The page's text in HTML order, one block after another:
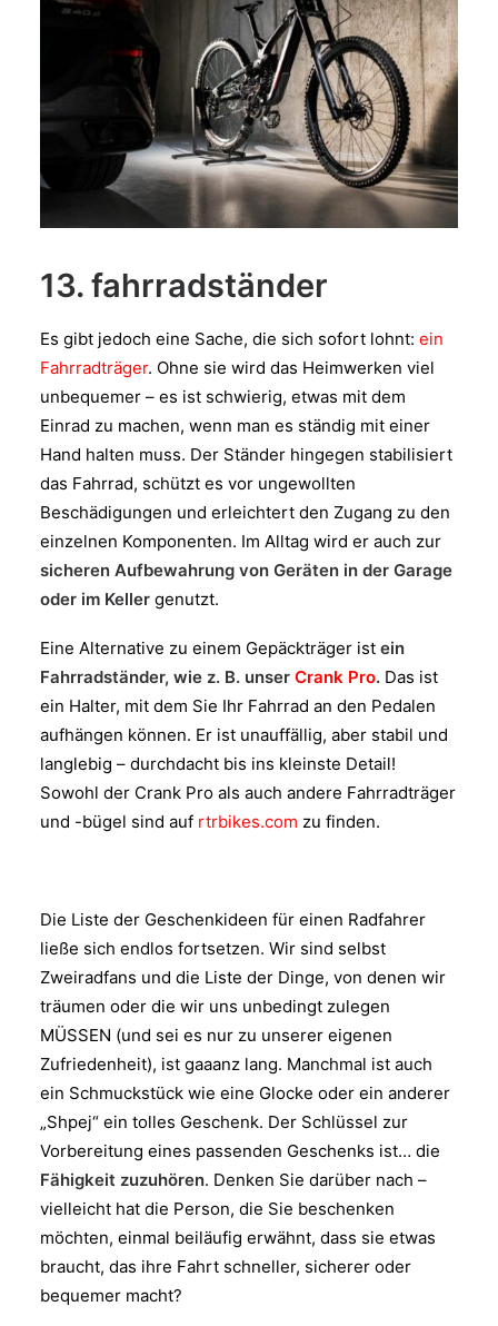
13. fahrradständer
Es gibt jedoch eine Sache, die sich sofort lohnt: ein
Fahrradträger. Ohne sie wird das Heimwerken viel
unbequemer – es ist schwierig, etwas mit dem
Einrad zu machen, wenn man es ständig mit einer
Hand halten muss. Der Ständer hingegen stabilisiert
das Fahrrad, schützt es vor ungewollten
Beschädigungen und erleichtert den Zugang zu den
einzelnen Komponenten. Im Alltag wird er auch zur
sicheren Aufbewahrung von Geräten in der Garage
oder im Keller genutzt.
Eine Alternative zu einem Gepäckträger ist ein
Fahrradständer, wie z. B. unser Crank Pro. Das ist
ein Halter, mit dem Sie Ihr Fahrrad an den Pedalen
aufhängen können. Er ist unauffällig, aber stabil und
langlebig – durchdacht bis ins kleinste Detail!
Sowohl der Crank Pro als auch andere Fahrradträger
und -bügel sind auf rtrbikes.com zu finden.
Die Liste der Geschenkideen für einen Radfahrer
ließe sich endlos fortsetzen. Wir sind selbst
Zweiradfans und die Liste der Dinge, von denen wir
träumen oder die wir uns unbedingt zulegen
MÜSSEN (und sei es nur zu unserer eigenen
Zufriedenheit), ist gaaanz lang. Manchmal ist auch
ein Schmuckstück wie eine Glocke oder ein anderer
„Shpej“ ein tolles Geschenk. Der Schlüssel zur
Vorbereitung eines passenden Geschenks ist… die
Fähigkeit zuzuhören. Denken Sie darüber nach –
vielleicht hat die Person, die Sie beschenken
möchten, einmal beiläufig erwähnt, dass sie etwas
braucht, das ihre Fahrt schneller, sicherer oder
bequemer macht?